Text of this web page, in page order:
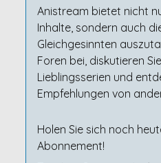
Anistream bietet nicht
Inhalte, sondern auch
Gleichgesinnten
Foren bei, diskutieren
Lieblingsserien und
Empfehlungen von
Holen Sie sich noch
Abonnement!